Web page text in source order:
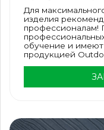
Для
изделия
профессионалам!
обучение и имеют
продукцией